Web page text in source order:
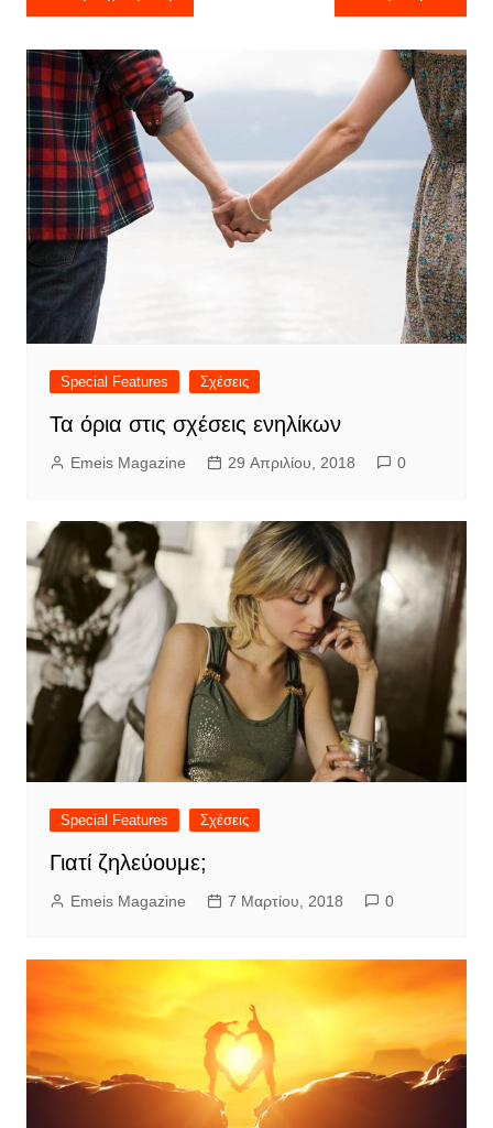
άρθρων
Special Features Σχέσεις
Τα όρια στις σχέσεις ενηλίκων
Emeis Magazine 29 Απριλίου, 2018 0
Special Features Σχέσεις
Γιατί ζηλεύουμε;
Emeis Magazine 7 Μαρτίου, 2018 0